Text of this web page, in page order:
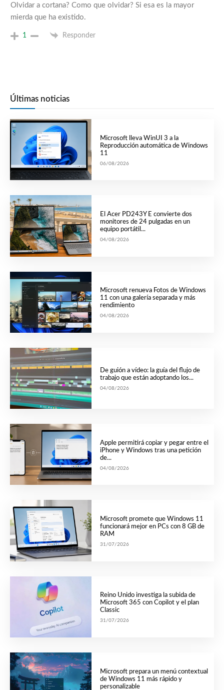
Olvidar a cortana? Como que olvidar? Si esa es la mayor
mierda que ha existido.
1 Responder
Últimas noticias
Microsoft lleva WinUI 3 a la
Reproducción automática de Windows
11
06/08/2026
El Acer PD243Y E convierte dos
monitores de 24 pulgadas en un
equipo portátil...
04/08/2026
Microsoft renueva Fotos de Windows
11 con una galería separada y más
rendimiento
04/08/2026
De guión a vídeo: la guía del flujo de
trabajo que están adoptando los...
04/08/2026
Apple permitirá copiar y pegar entre el
iPhone y Windows tras una petición
de...
04/08/2026
Microsoft promete que Windows 11
funcionará mejor en PCs con 8 GB de
RAM
31/07/2026
Reino Unido investiga la subida de
Microsoft 365 con Copilot y el plan
Classic
31/07/2026
Microsoft prepara un menú contextual
de Windows 11 más rápido y
personalizable